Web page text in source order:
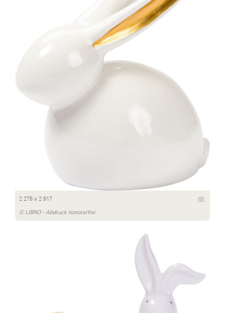
2 275 x 2 917
© LIBRO - Abdruck honorarfrei